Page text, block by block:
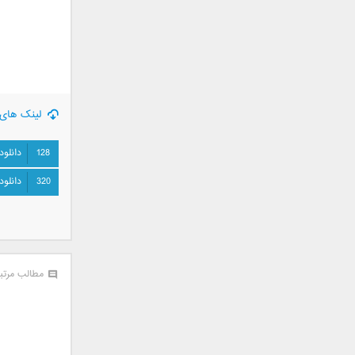
لینک
128
320
مطالب